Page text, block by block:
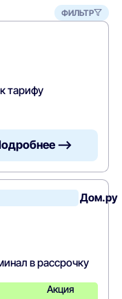
ФИЛЬТР
тарифу
—>
Дом.ру
в рассрочку
Акция